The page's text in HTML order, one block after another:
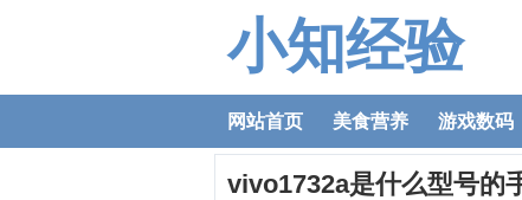
小知经验
网站首页 美食营养 游戏数码
vivo1732a是什么型号的